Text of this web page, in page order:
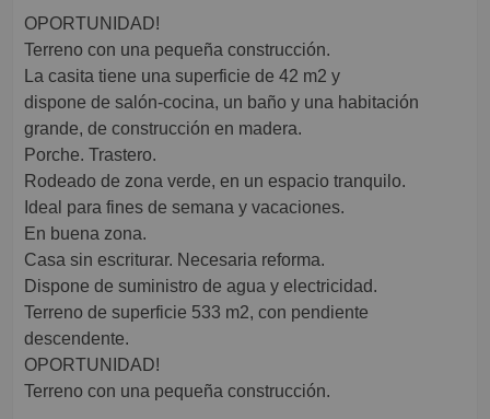
OPORTUNIDAD!
Terreno con una pequeña construcción.
La casita tiene una superficie de 42 m2 y
dispone de salón-cocina, un baño y una habitación
grande, de construcción en madera.
Porche. Trastero.
Rodeado de zona verde, en un espacio tranquilo.
Ideal para fines de semana y vacaciones.
En buena zona.
Casa sin escriturar. Necesaria reforma.
Dispone de suministro de agua y electricidad.
Terreno de superficie 533 m2, con pendiente
descendente.
OPORTUNIDAD!
Terreno con una pequeña construcción.